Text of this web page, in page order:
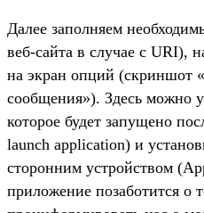
Далее заполняем
веб-сайта в случае с URI),
на экран опций (скриншот
сообщения»). Здесь можно
которое будет запущено
launch application) и
сторонним устройством
приложение позаботится о